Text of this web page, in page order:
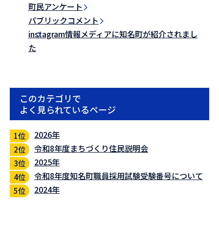
町民アンケート
パブリックコメント
instagram情報メディアに知名町が紹介されまし
た
このカテゴリで
よく見られているページ
2026年
令和8年度まちづくり住民説明会
2025年
令和8年度知名町職員採用試験受験番号について
2024年